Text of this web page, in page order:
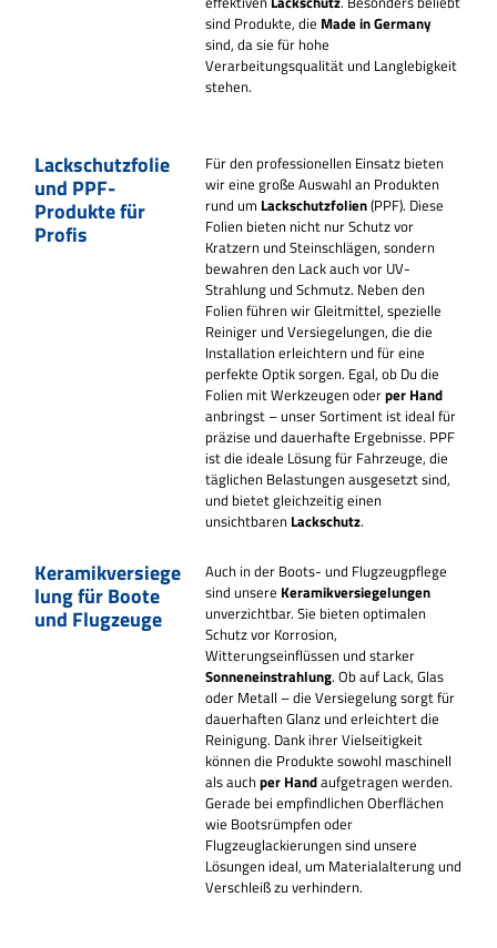
sind Produkte, die Made in Germany
sind, da sie für hohe
Verarbeitungsqualität und Langlebigkeit
stehen.
Lackschutzfolie
und PPF-
Produkte für
Profis
Für den professionellen Einsatz bieten
wir eine große Auswahl an Produkten
rund um Lackschutzfolien(PPF). Diese
Folien bieten nicht nur Schutz vor
Kratzern und Steinschlägen, sondern
bewahren den Lack auch vor UV-
Strahlung und Schmutz. Neben den
Folien führen wir Gleitmittel, spezielle
Reiniger und Versiegelungen, die die
Installation erleichtern und für eine
perfekte Optik sorgen. Egal, ob Du die
Folien mit Werkzeugen oderper Hand
anbringst – unser Sortiment ist ideal für
präzise und dauerhafte Ergebnisse. PPF
ist die ideale Lösung für Fahrzeuge, die
täglichen Belastungen ausgesetzt sind,
und bietet gleichzeitig einen
unsichtbaren Lackschutz.
Keramikversiege
lung für Boote
und Flugzeuge
Auch in der Boots- und Flugzeugpflege
sind unsere Keramikversiegelungen
unverzichtbar. Sie bieten optimalen
Schutz vor Korrosion,
Witterungseinflüssen und starker
Sonneneinstrahlung. Ob auf Lack, Glas
oder Metall – die Versiegelung sorgt für
dauerhaften Glanz und erleichtert die
Reinigung. Dank ihrer Vielseitigkeit
können die Produkte sowohl maschinell
als auchper Handaufgetragen werden.
Gerade bei empfindlichen Oberflächen
wie Bootsrümpfen oder
Flugzeuglackierungen sind unsere
Lösungen ideal, um Materialalterung und
Verschleiß zu verhindern.